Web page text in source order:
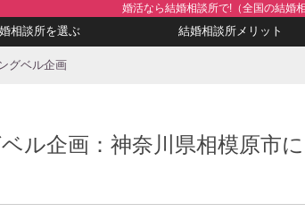
婚活なら結婚相談所で!（全国の結婚相
相談所を選ぶ 結婚相談所メリット
グベル企画
ル企画：神奈川県相模原市